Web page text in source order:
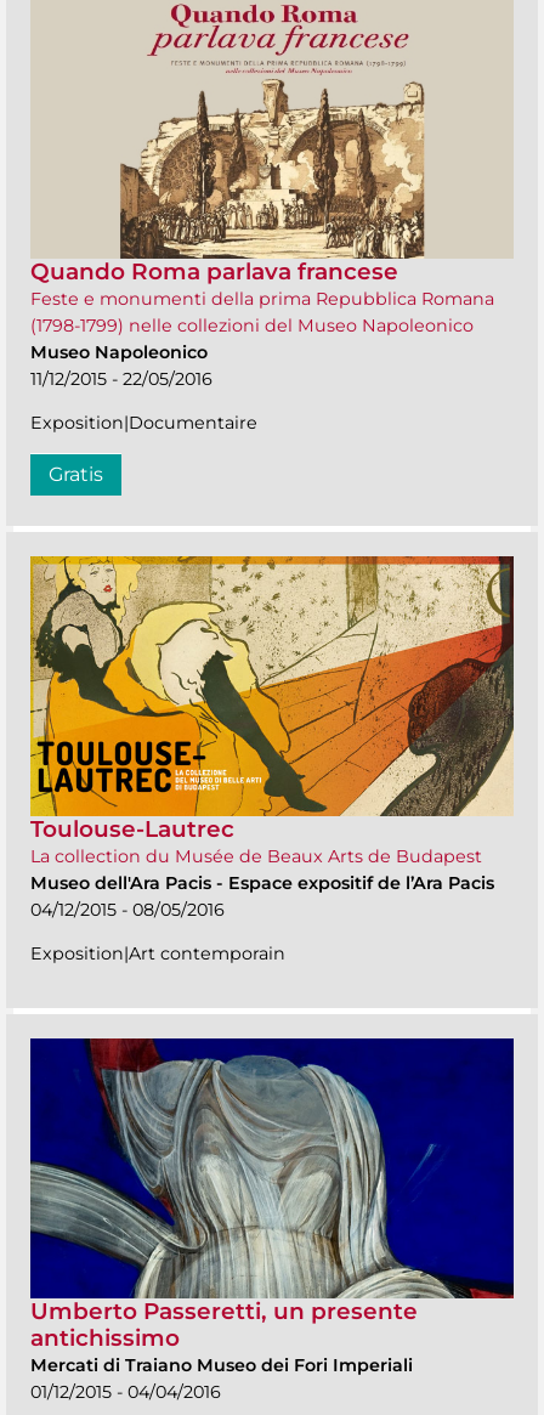
Quando Roma parlava francese
Feste e monumenti della prima Repubblica Romana
(1798-1799) nelle collezioni del Museo Napoleonico
Museo Napoleonico
11/12/2015 - 22/05/2016
Exposition|Documentaire
Gratis
Toulouse-Lautrec
La collection du Musée de Beaux Arts de Budapest
Museo dell'Ara Pacis - Espace expositif de l’Ara Pacis
04/12/2015 - 08/05/2016
Exposition|Art contemporain
Umberto Passeretti, un presente
antichissimo
Mercati di Traiano Museo dei Fori Imperiali
01/12/2015 - 04/04/2016